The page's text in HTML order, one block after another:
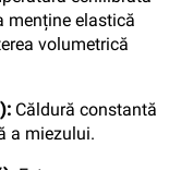
menține elastică
volumetrică
Căldură constantă
a miezului.